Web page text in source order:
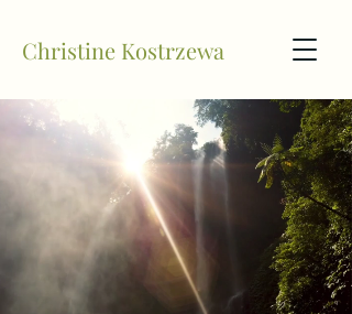
Christine Kostrzewa